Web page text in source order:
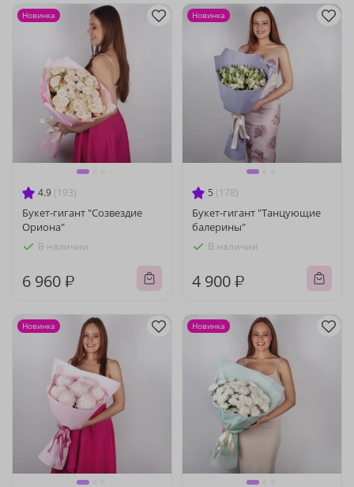
4.9 (193)
Букет-гигант "Созвездие
Ориона"
В наличии
6 960 ₽
Новинка
5 (178)
Букет-гигант "Танцующие
балерины"
В наличии
4 900 ₽
Новинка
Новинка Новинка